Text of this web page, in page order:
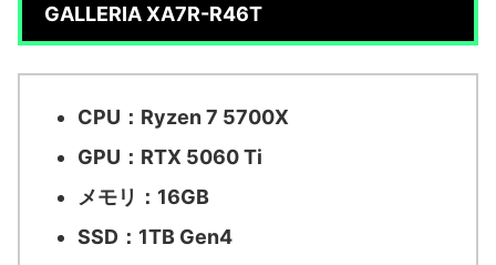
GALLERIA XA7R-R46T
CPU：Ryzen 7 5700X
GPU：RTX 5060 Ti
メモリ：16GB
SSD：1TB Gen4